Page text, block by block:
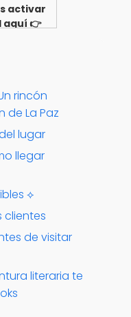
activar
aquí 👉
rincón
de La Paz
lugar
llegar
⟡
clientes
de visitar
literaria te